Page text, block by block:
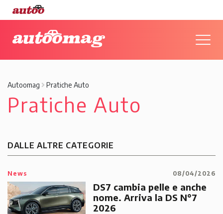
Autoomag Pratiche Auto
Pratiche Auto
DALLE ALTRE CATEGORIE
News 08/04/2026
DS7 cambia pelle e anche
nome. Arriva la DS N°7
2026